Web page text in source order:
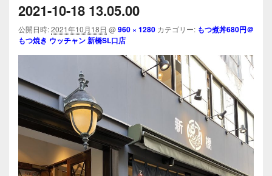
ビ
ー
シ
ョ
ン
2021-10-18 13.05.00
公開日時:2021年10月18日 @960 × 1280 カテゴリー: もつ煮丼680円＠
もつ焼き ウッチャン 新橋SL口店